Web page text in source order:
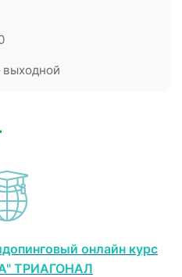
онлайн курс
ТРИАГОНАЛ